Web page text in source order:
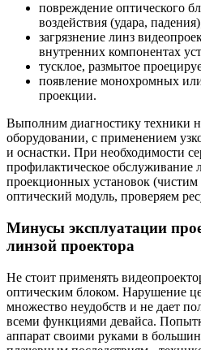
повреждение оптического
воздействия (удара,
загрязнение линз
внутренних компонентах
тусклое, размытое
появление монохромных
проекции.
Выполним диагностику техники
оборудовании, с применением
и оснастки. При необходимости
профилактическое обслуживание
проекционных установок
оптический модуль, проверяем
Минусы эксплуатации
линзой проектора
Не стоит применять
оптическим блоком. Нарушение
множество неудобств и не дает
всеми функциями девайса.
аппарат своими руками в